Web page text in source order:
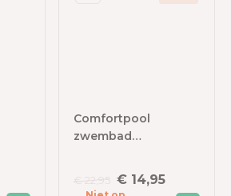
Comfortpool
zwembad
€ 14,95